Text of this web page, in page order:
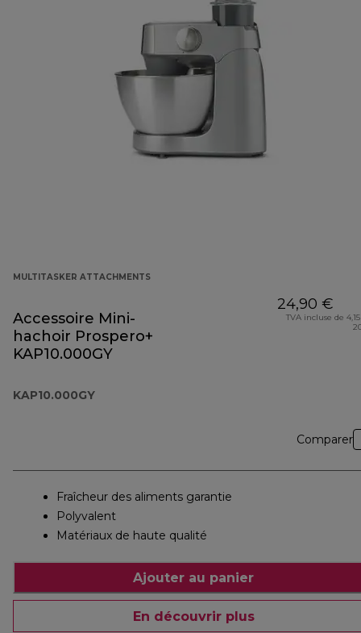
MULTITASKER ATTACHMENTS
Accessoire Mini-
hachoir Prospero+
KAP10.000GY
KAP10.000GY
24,90 €
TVA incluse de
Comparer
Fraîcheur des aliments garantie
Polyvalent
Matériaux de haute qualité
Ajouter au panier
En découvrir plus